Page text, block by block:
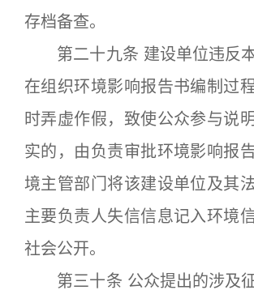
存档备查。
第二十九条 建设单位违反本
在组织环境影响报告书编制过
时弄虚作假，致使公众参与说
实的，由负责审批环境影响报
境主管部门将该建设单位及其
主要负责人失信信息记入环境
社会公开。
第三十条 公众提出的涉及